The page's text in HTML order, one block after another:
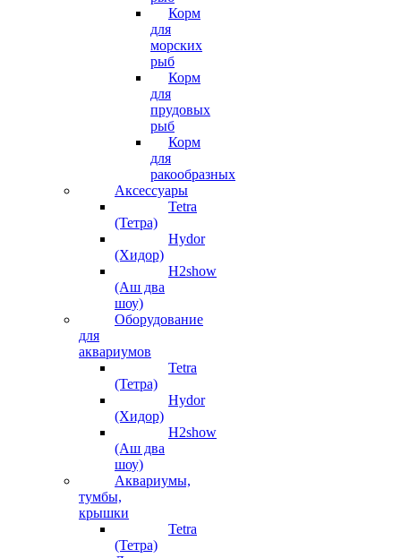
Корм
для
морских
рыб
Корм
для
прудовых
рыб
Корм
для
ракообразных
Аксессуары
Tetra
(Тетра)
Hydor
(Хидор)
H2show
(Аш два
шоу)
Оборудование
для
аквариумов
Tetra
(Тетра)
Hydor
(Хидор)
H2show
(Аш два
шоу)
Аквариумы,
тумбы,
крышки
Tetra
(Тетра)